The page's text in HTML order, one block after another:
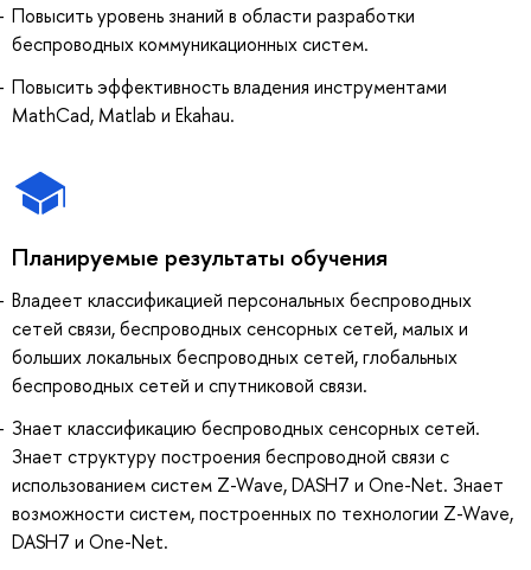
Повысить уровень знаний в области разработки
беспроводных коммуникационных систем.
Повысить эффективность владения инструментами
MathCad, Matlab и Ekahau.
Планируемые результаты обучения
Владеет классификацией персональных беспроводных
сетей связи, беспроводных сенсорных сетей, малых и
больших локальных беспроводных сетей, глобальных
беспроводных сетей и спутниковой связи.
Знает классификацию беспроводных сенсорных сетей.
Знает структуру построения беспроводной связи с
использованием систем Z-Wave, DASH7 и One-Net. Знает
возможности систем, построенных по технологии Z-Wave,
DASH7 и One-Net.